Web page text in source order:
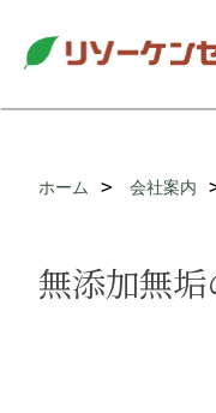
ホーム 会社案内
無添加無